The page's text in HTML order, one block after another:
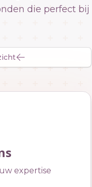
die perfect bij
expertise